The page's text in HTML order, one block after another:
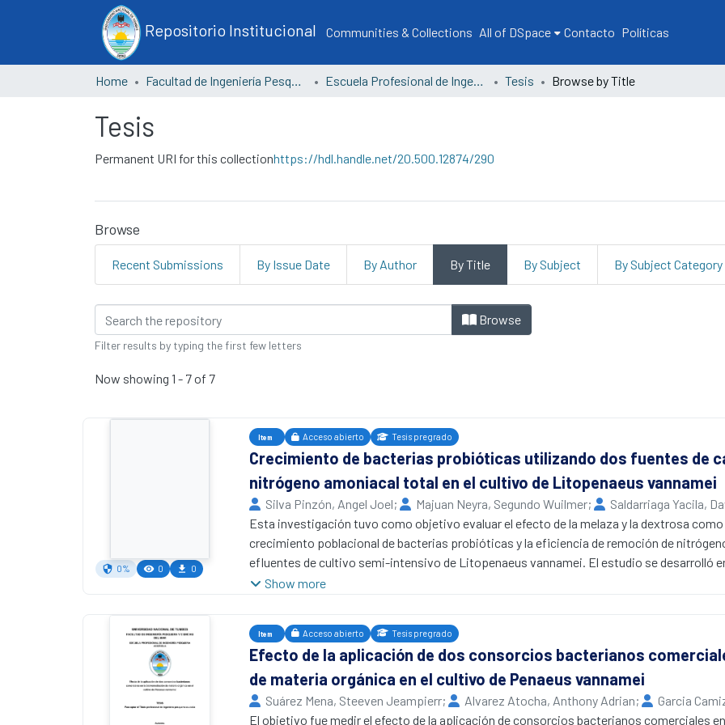
Repositorio Institucional Communities & Collections All of DSpace Contacto Políticas
Home Facultad de Ingeniería Pesquera y Ciencias del Mar Escuela Profesional de Ingeniería Pesquera Acuícola Tesis Browse by Title
Tesis
Permanent URI for this collectionhttps://hdl.handle.net/20.500.12874/290
Browse
Recent Submissions By Issue Date By Author By Title By Subject By Subject Category
Browsing Tesis by Title Browse
Filter results by typing the first few letters
Now showing 1 - 7 of 7
0% 0 0
Item Acceso abierto Tesis pregrado
Crecimiento de bacterias probióticas utilizando dos fuentes de
nitrógeno amoniacal total en el cultivo de Litopenaeus vannamei
Silva Pinzón, Angel Joel; Majuan Neyra, Segundo Wuilmer; Saldarriaga Yacila,
Universidad Nacional de Tumbes
Esta investigación tuvo como objetivo evaluar el efecto de la melaza y la dextrosa
crecimiento poblacional de bacterias probióticas y la eficiencia de remoción de
efluentes de cultivo semi-intensivo de Litopenaeus vannamei. El estudio se desarrolló
S.R.L., en Tumbes, bajo un diseño experimental Completamente al Azar con tres
efluentes y se inocularon 1 mL/L de fuentes de carbono y bacterias probióticas
lactica, Nitrosomonas sp. y Nitrobacter sp.) a una concentración aproximada de 10⁸
observó un mayor (p<0,05) crecimiento de bacterias de los géneros Vibrio, Bacillus y
× 10⁵ UFC/mL, en comparación con T1 y el control. Respecto a la concentración de TAN,
(p>0,05) entre T1 (1,16 mg/L) y T2 (0,83 mg/L), pero sí con el control (1,7 mg/L). La
Show more
Item Acceso abierto Tesis pregrado
Efecto de la aplicación de dos consorcios bacterianos
de materia orgánica en el cultivo de Penaeus vannamei
Suárez Mena, Steeven Jeampierr; Alvarez Atocha, Anthony Adrian; Garcia
Universidad Nacional de Tumbes
El objetivo fue medir el efecto de la aplicación de consorcios bacterianos comerciales